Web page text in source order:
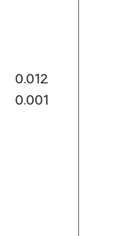
0.012
0.001